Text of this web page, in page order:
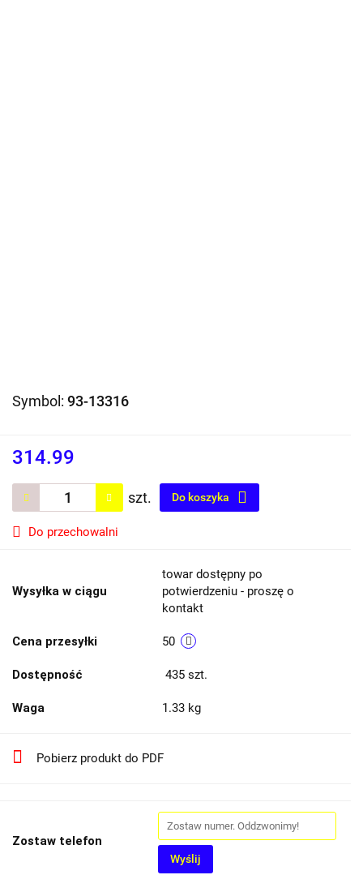
Symbol: 93-13316
314.99
szt. Do koszyka
Do przechowalni
Wysyłka w ciągu
towar dostępny po
potwierdzeniu - proszę o
kontakt
Cena przesyłki 50
Dostępność 435 szt.
Waga 1.33 kg
Pobierz produkt do PDF
Zostaw telefon
Wyślij